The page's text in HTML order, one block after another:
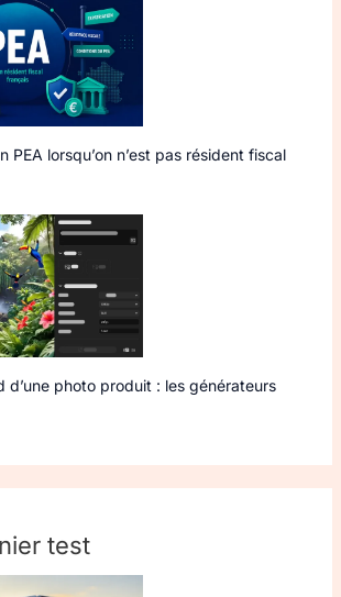
PEA lorsqu’on n’est pas résident fiscal
d’une photo produit : les générateurs
test